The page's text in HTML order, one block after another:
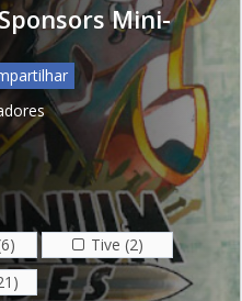
Mini-
Tive (2)